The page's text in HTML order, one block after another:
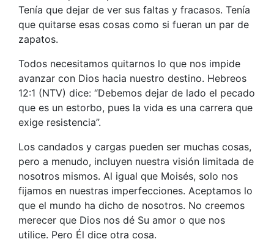
Tenía que dejar de ver sus faltas y fracasos. Tenía
que quitarse esas cosas como si fueran un par de
zapatos.
Todos necesitamos quitarnos lo que nos impide
avanzar con Dios hacia nuestro destino. Hebreos
12:1 (NTV) dice: “Debemos dejar de lado el pecado
que es un estorbo, pues la vida es una carrera que
exige resistencia”.
Los candados y cargas pueden ser muchas cosas,
pero a menudo, incluyen nuestra visión limitada de
nosotros mismos. Al igual que Moisés, solo nos
fijamos en nuestras imperfecciones. Aceptamos lo
que el mundo ha dicho de nosotros. No creemos
merecer que Dios nos dé Su amor o que nos
utilice. Pero Él dice otra cosa.